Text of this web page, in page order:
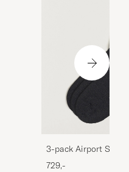
3-pack Airport
Melange
729,-